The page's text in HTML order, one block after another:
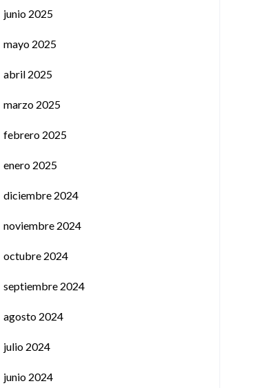
junio 2025
mayo 2025
abril 2025
marzo 2025
febrero 2025
enero 2025
diciembre 2024
noviembre 2024
octubre 2024
septiembre 2024
agosto 2024
julio 2024
junio 2024